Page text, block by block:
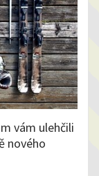
vám ulehčili
nového